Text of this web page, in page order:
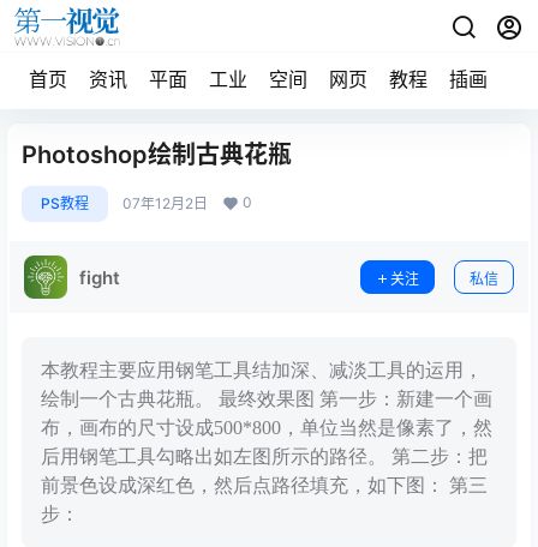
首页 资讯 平面 工业 空间 网页 教程 插画
Photoshop绘制古典花瓶
PS教程 07年12月2日 0
fight 关注 私信
本教程主要应用钢笔工具结加深、减淡工具的运用，
绘制一个古典花瓶。 最终效果图 第一步：新建一个画
布，画布的尺寸设成500*800，单位当然是像素了，然
后用钢笔工具勾略出如左图所示的路径。 第二步：把
前景色设成深红色，然后点路径填充，如下图： 第三
步：